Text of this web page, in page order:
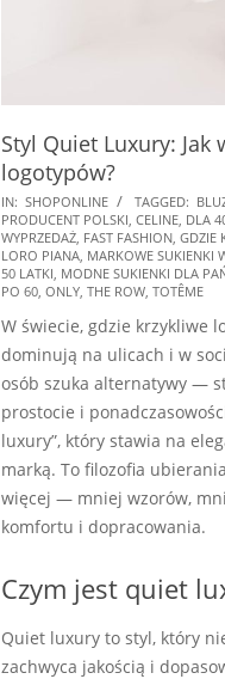
Styl Quiet Luxury:
logotypów?
2026-
02-
24
IN: SHOPONLINE TAGGED:
PRODUCENT POLSKI, CELINE, DLA
WYPRZEDAŻ, FAST FASHION, GDZIE
LORO PIANA, MARKOWE SUKIENKI
50 LATKI, MODNE SUKIENKI DLA
PO 60, ONLY, THE ROW, TOTÊME
W świecie, gdzie krzykliwe
dominują na ulicach i w
osób szuka alternatywy —
prostocie i
luxury”, który stawia na
marką. To filozofia
więcej — mniej wzorów,
komfortu i dopracowania.
Czym jest quiet
Quiet luxury to styl, który
zachwyca jakością i